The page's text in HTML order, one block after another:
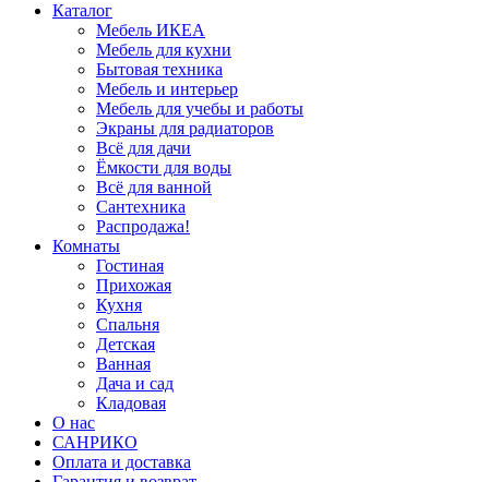
Каталог
Мебель ИКЕА
Мебель для кухни
Бытовая техника
Мебель и интерьер
Мебель для учебы и работы
Экраны для радиаторов
Всё для дачи
Ёмкости для воды
Всё для ванной
Сантехника
Распродажа!
Комнаты
Гостиная
Прихожая
Кухня
Спальня
Детская
Ванная
Дача и сад
Кладовая
О нас
САНРИКО
Оплата и доставка